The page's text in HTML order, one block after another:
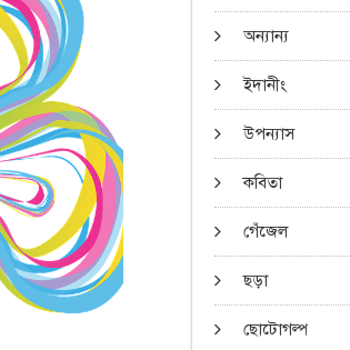
অন্যান্য
ইদানীং
উপন্যাস
কবিতা
গেঁজেল
ছড়া
ছোটোগল্প